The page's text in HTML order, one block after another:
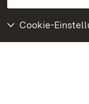
Cookie-
Weiteres